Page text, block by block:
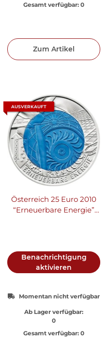
Gesamt verfügbar: 0
Zum Artikel
AUSVERKAUFT
Österreich 25 Euro 2010
“Erneuerbare Energie”
Benachrichtigung
aktivieren
Momentan nicht verfügbar
Ab Lager verfügbar:
0
Gesamt verfügbar: 0